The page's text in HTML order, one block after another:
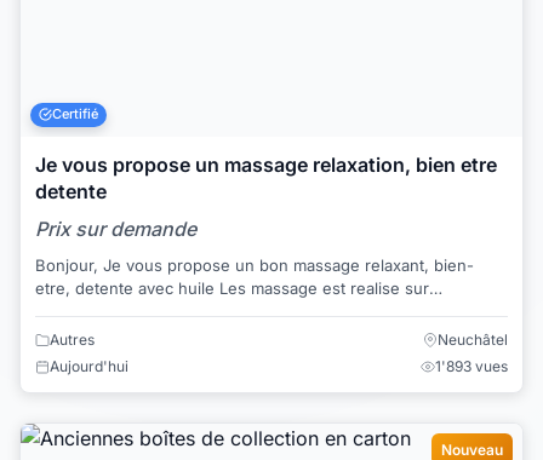
Certifié
Je vous propose un massage relaxation, bien etre
detente
Prix sur demande
Bonjour, Je vous propose un bon massage relaxant, bien-
etre, detente avec huile Les massage est realise sur
l'ensemble des corps Je vous recois ...
Autres
Neuchâtel
Aujourd'hui
1'893 vues
Nouveau